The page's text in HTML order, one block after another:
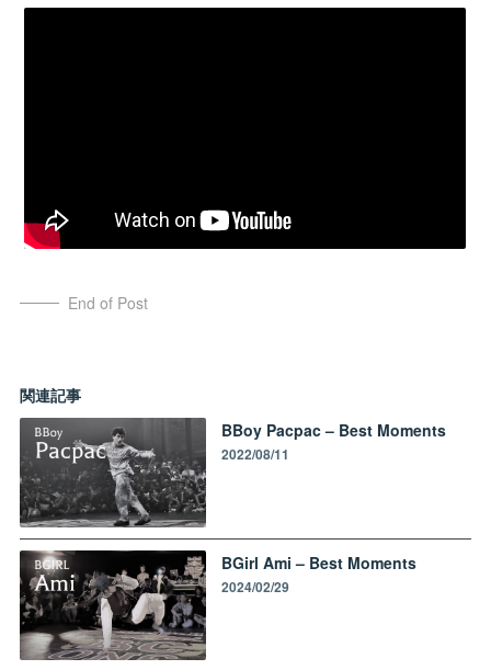
End of Post
関連記事
BBoy Pacpac – Best Moments
2022/08/11
BGirl Ami – Best Moments
2024/02/29